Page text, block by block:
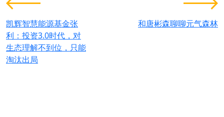
凯辉智慧能源基金张
利：投资3.0时代，对
生态理解不到位，只能
淘汰出局
和唐彬森聊聊元气森林